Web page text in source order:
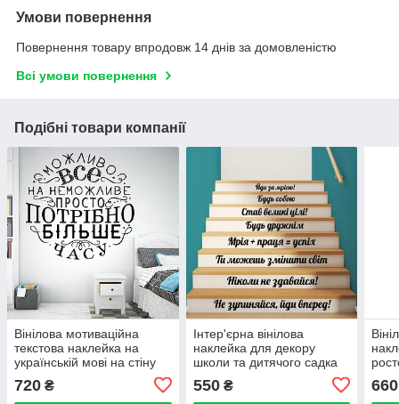
Умови повернення
Повернення товару впродовж 14 днів за домовленістю
Всі умови повернення
Подібні товари компанії
Вінілова мотиваційна
текстова наклейка на
українській мові на стіну
Можливо все (декор для
офісу, декор школи)
720 ₴
Інтер'єрна вінілова
наклейка для декору
школи та дитячого садка
"Мотиваційні сходи" без
фону 12 шт по 8 см у
550₴ 660